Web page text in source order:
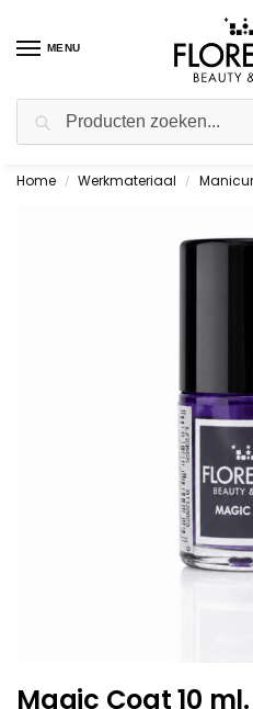
MENU
Gratis ophalen in de
Home / Werkmateriaal /
Magic Coat 10 ml.